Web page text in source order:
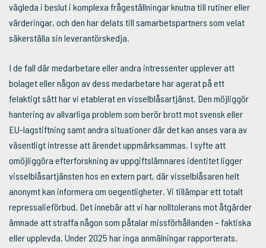
vägleda i beslut i komplexa frågeställningar knutna till rutiner eller
värderingar, och den har delats till samarbetspartners som velat
säkerställa sin leverantörskedja.
I de fall där medarbetare eller andra intressenter upplever att
bolaget eller någon av dess medarbetare har agerat på ett
felaktigt sätt har vi etablerat en visselblåsartjänst. Den möjliggör
hantering av allvarliga problem som berör brott mot svensk eller
EU-lagstiftning samt andra situationer där det kan anses vara av
väsentligt intresse att ärendet uppmärksammas. I syfte att
omöjliggöra efterforskning av uppgiftslämnares identitet ligger
visselblåsartjänsten hos en extern part, där visselblåsaren helt
anonymt kan informera om oegentligheter. Vi tillämpar ett totalt
repressalieförbud. Det innebär att vi har nolltolerans mot åtgärder
ämnade att straffa någon som påtalar missförhållanden – faktiska
eller upplevda. Under 2025 har inga anmälningar rapporterats.